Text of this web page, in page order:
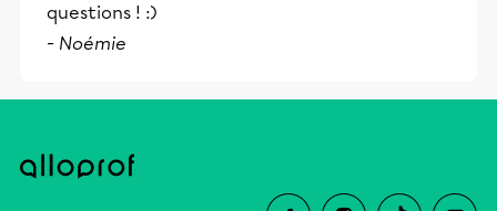
éducative.
questions ! :)
- Noémie